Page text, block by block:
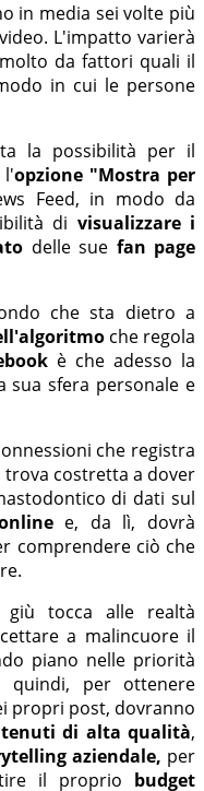
in media sei volte più
L'impatto varierà
da fattori quali il
in cui le persone
la possibilità per il
l'opzione "Mostra per
Feed, in modo da
di visualizzare i
delle sue fan page
che sta dietro a
che regola
è che adesso la
sua sfera personale e
che registra
trova costretta a dover
di dati sul
e, da lì, dovrà
comprendere ciò che
tocca alle realtà
a malincuore il
piano nelle priorità
quindi, per ottenere
propri post, dovranno
di alta qualità,
aziendale, per
il proprio budget